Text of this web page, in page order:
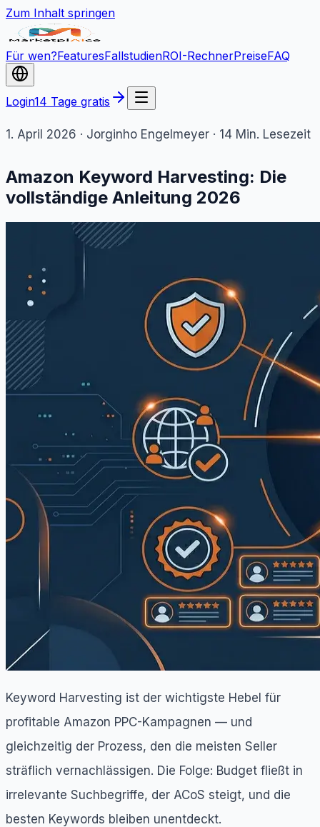
Zum Inhalt springen
Für wen?FeaturesFallstudienROI-RechnerPreiseFAQ
Login14 Tage gratis
1. April 2026 · Jorginho Engelmeyer · 14 Min. Lesezeit
Amazon Keyword Harvesting: Die
vollständige Anleitung 2026
Keyword Harvesting ist der wichtigste Hebel für
profitable Amazon PPC-Kampagnen — und
gleichzeitig der Prozess, den die meisten Seller
sträflich vernachlässigen. Die Folge: Budget fließt in
irrelevante Suchbegriffe, der ACoS steigt, und die
besten Keywords bleiben unentdeckt.